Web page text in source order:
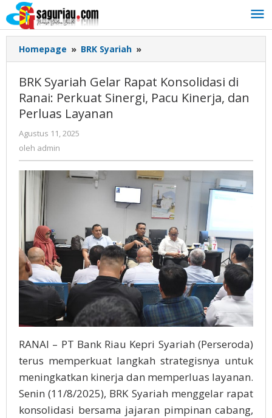
Lewati
ke
konten
Homepage » BRK Syariah »
Syariah
Rapat
Konsolidasi
Pacu
Kinerja,
dan
Perluas
Layanan
BRK Syariah Gelar Rapat Konsolidasi di
Ranai: Perkuat Sinergi, Pacu Kinerja, dan
Perluas Layanan
Agustus 11, 2025
oleh admin
RANAI – PT Bank Riau Kepri Syariah (Perseroda)
terus memperkuat langkah strategisnya untuk
meningkatkan kinerja dan memperluas layanan.
Senin (11/8/2025), BRK Syariah menggelar rapat
konsolidasi bersama jajaran pimpinan cabang,